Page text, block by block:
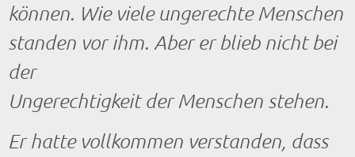
können. Wie viele ungerechte Menschen
standen vor ihm. Aber er blieb nicht bei
der
Ungerechtigkeit der Menschen stehen.
Er hatte vollkommen verstanden, dass